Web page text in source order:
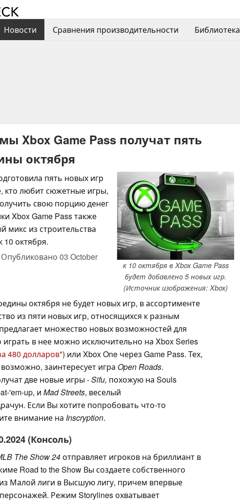
Новости Сравнения производительности Библиотека
Xbox Game Pass получат пять
октября
к 10 октября в Xbox Game Pass
будет добавлено 5 новых игр.
(Источник изображения: Xbox)
пять новых игр
кто любит сюжетные игры,
свою порцию денег
Xbox Game Pass также
микс из строительства
10 октября.
Опубликовано 03 October
октября не будет новых игр, в ассортименте
из пяти новых игр, относящихся к разным
предлагает множество новых возможностей для
в нее можно исключительно на Xbox Series
480 долларов ) или Xbox One через Game Pass. Тех,
заинтересует игра Open Roads.
две новые игры -Sifu, похожую на Souls
'em-up, и Mad Streets, веселый
Если Вы хотите попробовать что-то
внимание на Inscryption.
(Консоль)
The Show 24отправляет игроков на бриллиант в
Road to the Show Вы создаете собственного
Малой лиги в Высшую лигу, причем впервые
Режим Storylines охватывает